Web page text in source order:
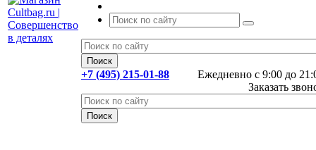
Ежедневно с 9:00 до
+7 (495) 215-01-88
Заказать